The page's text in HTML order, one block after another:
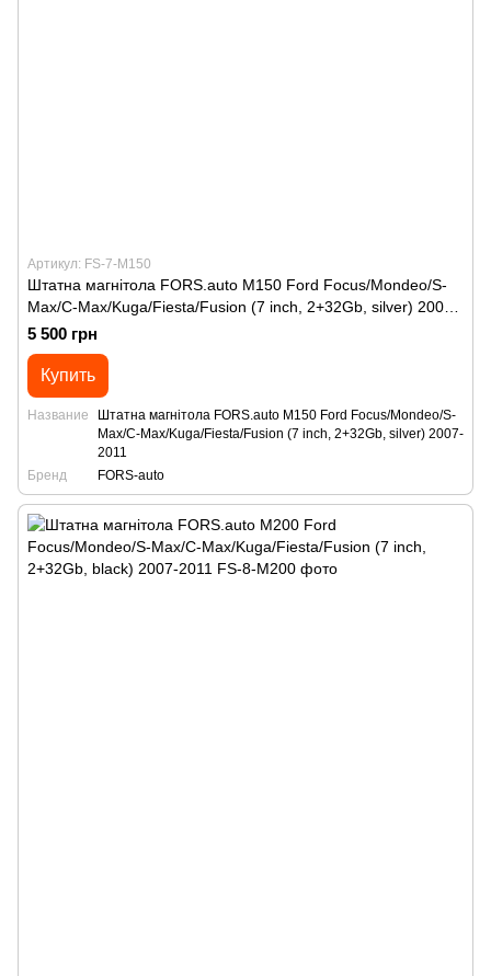
Артикул: FS-7-M150
Штатна магнітола FORS.auto M150 Ford Focus/Mondeo/S-
Max/C-Max/Kuga/Fiesta/Fusion (7 inch, 2+32Gb, silver) 2007-
2011
5 500 грн
Купить
Название
Штатна магнітола FORS.auto M150 Ford Focus/Mondeo/S-
Max/C-Max/Kuga/Fiesta/Fusion (7 inch, 2+32Gb, silver) 2007-
2011
Бренд
FORS-auto